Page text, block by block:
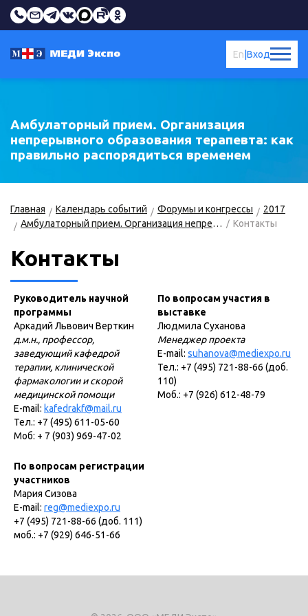
Вход
En
Амбулаторный прием. Организация
непрерывного образования терапевта: как
правильно распорядиться временем
Главная Календарь событий Форумы и конгрессы
2017
Амбулаторный прием. Организация непрерывного образования терапевта: как правильно распорядиться временем
Контакты
Контакты
Руководитель научной
программы
Аркадий Львович Верткин
д.м.н., профессор,
заведующий кафедрой
терапии, клинической
фармакологии и скорой
медицинской помощи
E-mail: kafedrakf@mail.ru
Тел.: +7 (495) 611-05-60
Моб: + 7 (903) 969-47-02
По вопросам участия в
выставке
Людмила Суханова
Менеджер проекта
E-mail: suhanova@mediexpo.ru
Тел.: +7 (495) 721-88-66 (доб.
110)
Моб.: +7 (926) 612-48-79
По вопросам регистрации
участников
Мария Сизова
E-mail: reg@mediexpo.ru
+7 (495) 721-88-66 (доб. 111)
моб.: +7 (929) 646-51-66